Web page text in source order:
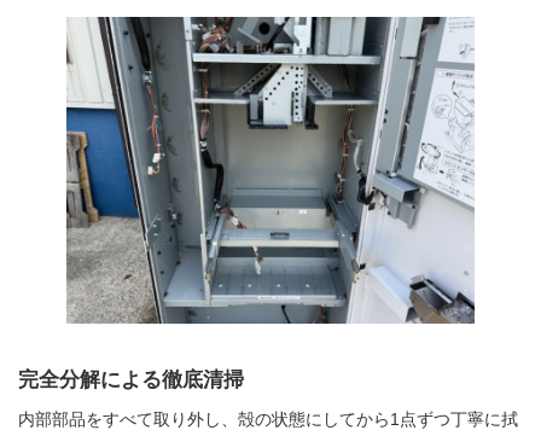
完全分解による徹底清掃
内部部品をすべて取り外し、殻の状態にしてから1点ずつ丁寧に拭